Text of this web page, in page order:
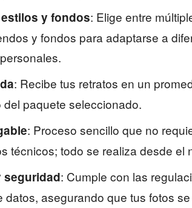
y fondos: Elige entre
y fondos para adaptarse a
: Recibe tus retratos en un
paquete seleccionado.
: Proceso sencillo que no
técnicos; todo se realiza desde el
seguridad: Cumple con las
datos, asegurando que tus fotos